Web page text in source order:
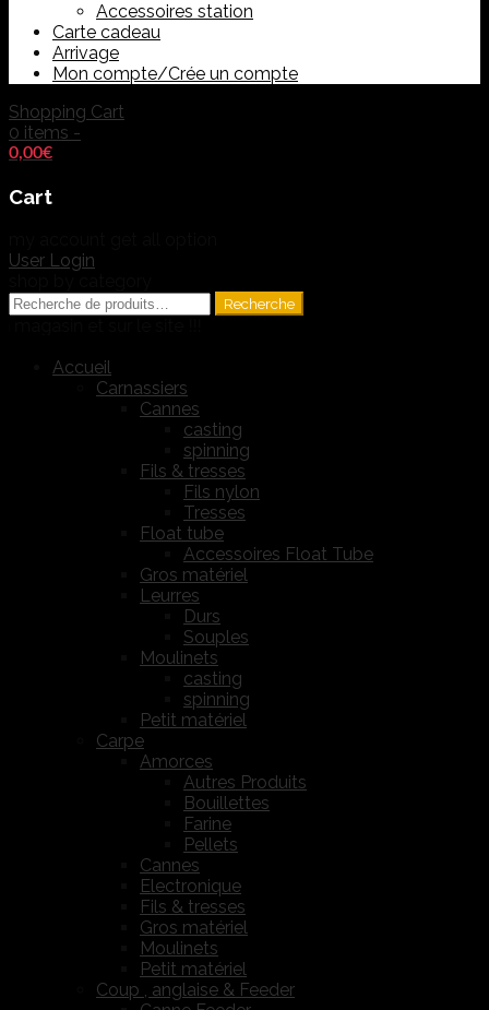
Accessoires station
Carte cadeau
Arrivage
Mon compte/Crée un compte
Shopping Cart
0 items -
0,00€
Cart
User Login
Recherche
pour :
Recherche
Accueil
Carnassiers
Cannes
casting
spinning
Fils & tresses
Fils nylon
Tresses
Float tube
Accessoires Float Tube
Gros matériel
Leurres
Durs
Souples
Moulinets
casting
spinning
Petit matériel
Carpe
Amorces
Autres Produits
Bouillettes
Farine
Pellets
Cannes
Electronique
Fils & tresses
Gros matériel
Moulinets
Petit matériel
Coup , anglaise & Feeder